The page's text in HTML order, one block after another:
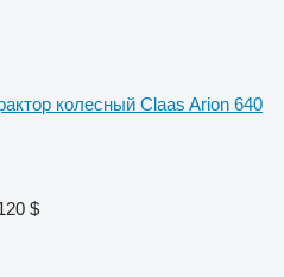
колесный Claas Arion 640
$